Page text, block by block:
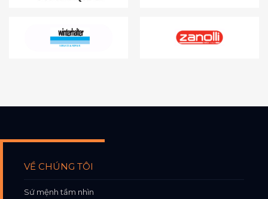
VỀ CHÚNG TÔI
Sứ mệnh tầm nhìn